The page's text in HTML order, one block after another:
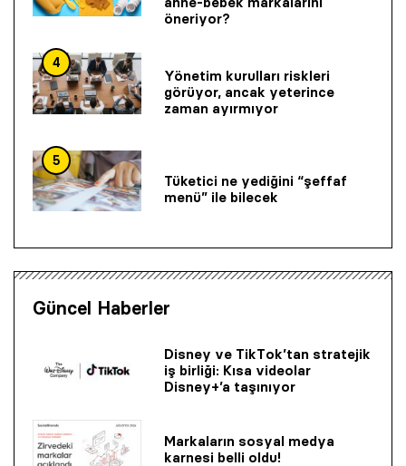
öneriyor?
4
Yönetim kurulları riskleri
görüyor, ancak yeterince
zaman ayırmıyor
5
Tüketici ne yediğini “şeffaf
menü” ile bilecek
Güncel Haberler
Disney ve TikTok’tan stratejik
iş birliği: Kısa videolar
Disney+’a taşınıyor
Markaların sosyal medya
karnesi belli oldu!